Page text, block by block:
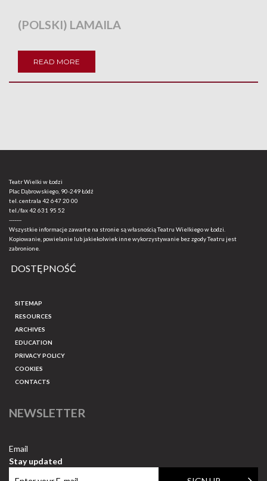
(POLSKI) LAMAILA
READ MORE
Teatr Wielki w Łodzi
Plac Dąbrowskiego, 90-249 Łódź
tel. centrala 42 647 20 00
tel./fax42 631 95 52
-------
Wszystkie informacje zawarte na stronie są własnością Teatru Wielkiego w Łodzi.
Kopiowanie, powielanie lub jakiekolwiek inne wykorzystywanie bez zgody Teatru jest
zabronione.
DOSTĘPNOŚĆ
SITEMAP
RESOURCES
ARCHIVES
EDUCATION
PRIVACY POLICY
COOKIES
CONTACTS
NEWSLETTER
Email
Stay updated